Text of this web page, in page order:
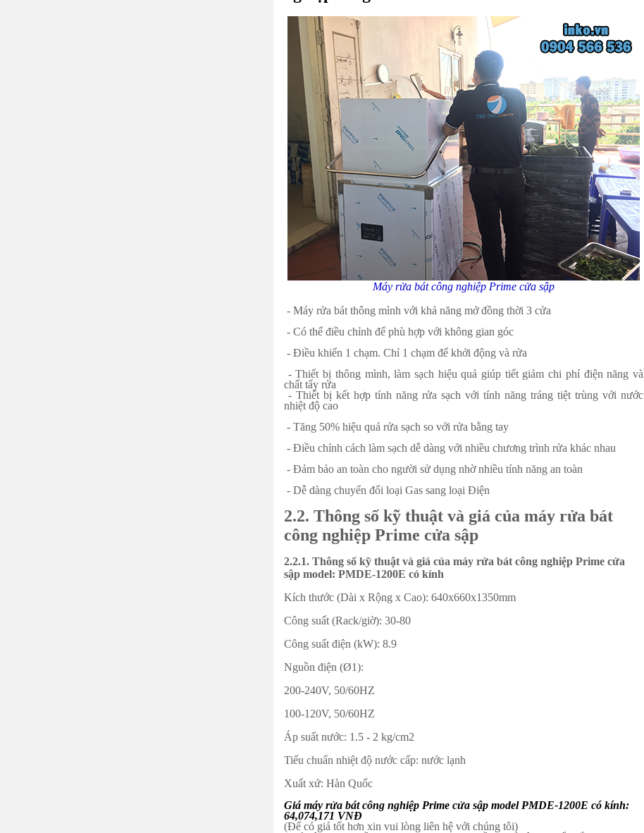
Máy rửa bát công nghiệp Prime cửa sập
- Máy rửa bát thông mình với khả năng mở đồng thời 3 cửa
- Có thể điều chỉnh để phù hợp với không gian góc
- Điều khiển 1 chạm. Chỉ 1 chạm để khởi động và rửa
- Thiết bị thông mình, làm sạch hiệu quả giúp tiết giảm chi phí điện năng và
chất tẩy rửa
- Thiết bị kết hợp tính năng rửa sạch với tính năng tráng tiệt trùng với nước
nhiệt độ cao
- Tăng 50% hiệu quả rửa sạch so với rửa bằng tay
- Điều chỉnh cách làm sạch dễ dàng với nhiều chương trình rửa khác nhau
- Đảm bảo an toàn cho người sử dụng nhờ nhiều tính năng an toàn
- Dễ dàng chuyển đổi loại Gas sang loại Điện
2.2. Thông số kỹ thuật và giá của máy rửa bát
công nghiệp Prime cửa sập
2.2.1. Thông số kỹ thuật và giá của máy rửa bát công nghiệp Prime cửa
sập model: PMDE-1200E có kính
Kích thước (Dài x Rộng x Cao): 640x660x1350mm
Công suất (Rack/giờ): 30-80
Công suất điện (kW): 8.9
Nguồn điện (Ø1):
200-240V, 50/60HZ
100-120V, 50/60HZ
Áp suất nước: 1.5 - 2 kg/cm2
Tiếu chuẩn nhiệt độ nước cấp: nước lạnh
Xuất xứ: Hàn Quốc
Giá máy rửa bát công nghiệp Prime cửa sập model PMDE-1200E có kính:
64,074,171 VNĐ
(Để có giá tốt hơn xin vui lòng liên hệ với chúng tôi)